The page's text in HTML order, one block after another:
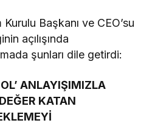
Başkanı ve CEO’su
açılışında
şunları dile getirdi:
ANLAYIŞIMIZLA
KATAN